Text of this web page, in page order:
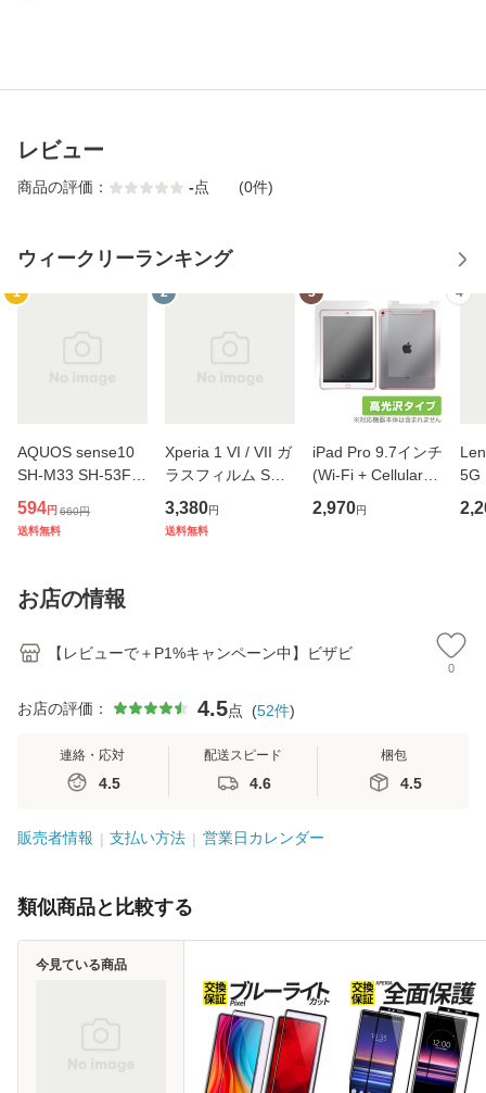
レビュー
商品の評価： -点 (0件)
ウィークリーランキング
1
AQUOS sense10
SH-M33 SH-53F S
HG15 リアカメラ
用 保護 フィルム
OverLay Brilliant fo
指紋がつきにくい
高光沢
594円 660円
送料無料
2
Xperia 1 VI / VII ガ
ラスフィルム SUP
ER TOUGH GLAS
S ナノマット for
エクスペリア 低反
3,380円
送料無料
3
iPad Pro 9.7インチ
(Wi-Fi + Cellularモ
デル) 保護フィル
ム OverLay Brillian
2,970円
4
5G
ィ
お店の情報
【レビューで＋P1%キャンペーン中】ビザビ
0
お店の評価： 4.5点 (52件)
連絡・応対
4.5
配送スピード
4.6
梱包
4.5
販売者情報 支払い方法 営業日カレンダー
類似商品と比較する
今見ている商品